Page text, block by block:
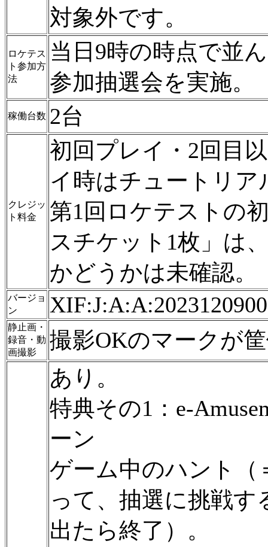
対象外です。
ロケテス
ト参加方
法
当日9時の時点で並
参加抽選会を実施。
稼働台数 2台
クレジッ
ト料金
初回プレイ・2回目
イ時はチュートリア
第1回ロケテストの
スチケット1枚」は
かどうかは未確認。
バージョ
ン
XIF:J:A:A:2023120900
静止画・
録音・動
画撮影
撮影OKのマークが
あり。
特典その1：e-
ーン
ゲーム中のハント（
って、抽選に挑戦
出たら終了）。